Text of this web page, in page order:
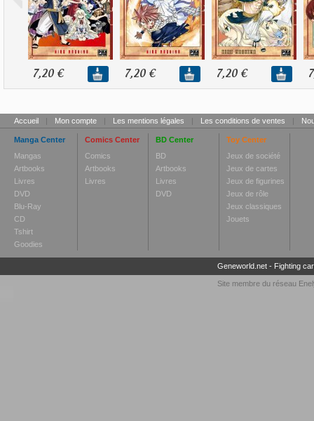
7,20 € 7,20 € 7,20 €
Accueil | Mon compte | Les mentions légales | Les conditions de ventes |
Manga Center
Mangas
Artbooks
Livres
DVD
Blu-Ray
CD
Tshirt
Goodies
Comics Center
Comics
Artbooks
Livres
BD Center
BD
Artbooks
Livres
DVD
Toy Center
Jeux de société
Jeux de cartes
Jeux de figurines
Jeux de rôle
Jeux classiques
Jouets
Geneworld.net- Fighting
Site membre du réseau